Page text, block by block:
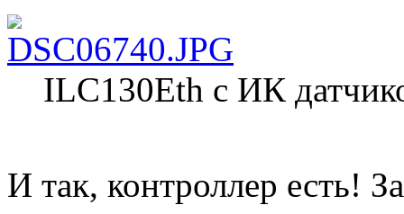
ILC130Eth с ИК
И так, контроллер есть!